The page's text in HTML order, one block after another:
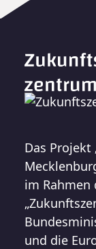
Das Projekt
im Rahmen
und die